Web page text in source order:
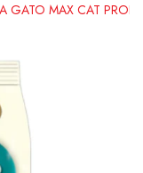
GATO MAX CAT